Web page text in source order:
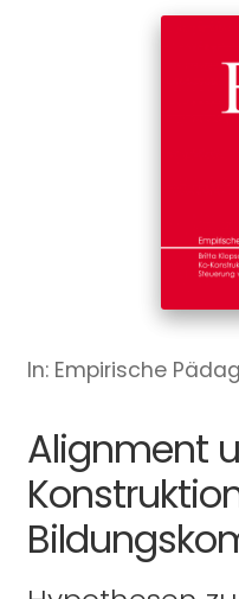
In: Empirische
Alignment